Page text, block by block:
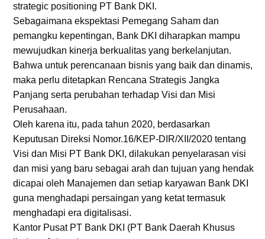
strategic positioning PT Bank DKI.
Sebagaimana ekspektasi Pemegang Saham dan
pemangku kepentingan, Bank DKI diharapkan mampu
mewujudkan kinerja berkualitas yang berkelanjutan.
Bahwa untuk perencanaan bisnis yang baik dan dinamis,
maka perlu ditetapkan Rencana Strategis Jangka
Panjang serta perubahan terhadap Visi dan Misi
Perusahaan.
Oleh karena itu, pada tahun 2020, berdasarkan
Keputusan Direksi Nomor.16/KEP-DIR/XII/2020 tentang
Visi dan Misi PT Bank DKI, dilakukan penyelarasan visi
dan misi yang baru sebagai arah dan tujuan yang hendak
dicapai oleh Manajemen dan setiap karyawan Bank DKI
guna menghadapi persaingan yang ketat termasuk
menghadapi era digitalisasi.
Kantor Pusat PT Bank DKI (PT Bank Daerah Khusus